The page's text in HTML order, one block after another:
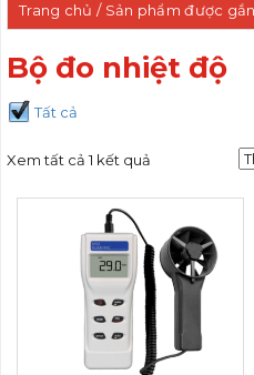
Trang chủ / Sản phẩm được
Bộ đo nhiệt độ
Tất cả
Xem tất cả 1 kết quả